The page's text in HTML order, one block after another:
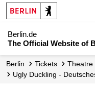
Berlin.de
The Official Website of
Berlin Tickets
Theatre
Ugly Duckling -